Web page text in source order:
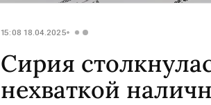
15:08 18.04.2025
Сирия
нехваткой